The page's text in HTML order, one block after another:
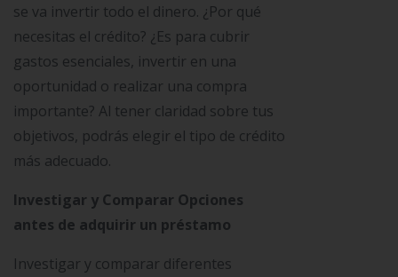
se va invertir todo el dinero. ¿Por qué
necesitas el crédito? ¿Es para cubrir
gastos esenciales, invertir en una
oportunidad o realizar una compra
importante? Al tener claridad sobre tus
objetivos, podrás elegir el tipo de crédito
más adecuado.
Investigar y Comparar Opciones
antes de adquirir un préstamo
Investigar y comparar diferentes